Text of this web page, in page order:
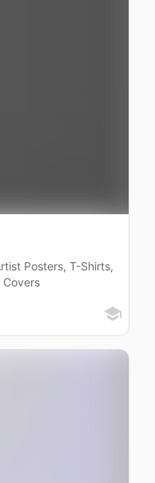
Posters, T-Shirts,
Covers